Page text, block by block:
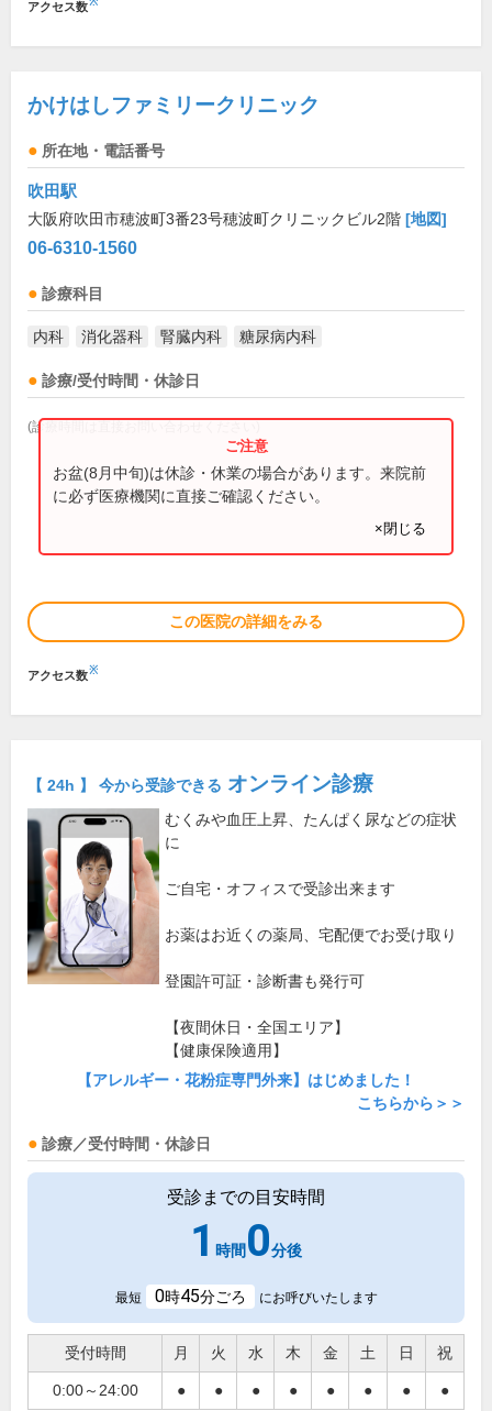
アクセス数
かけはしファミリークリニック
所在地・電話番号
吹田駅
大阪府吹田市穂波町3番23号穂波町クリニックビル2階 [地図]
06-6310-1560
診療科目
内科 消化器科 腎臓内科 糖尿病内科
診療/受付時間・休診日
(診療時間は直接お問い合わせください)
お盆(8月中旬)は休診・休業の場合があります。来院前
に必ず医療機関に直接ご確認ください。
×閉じる
この医院の詳細をみる
アクセス数※
【 24h 】 今から受診できる オンライン診療
むくみや血圧上昇、たんぱく尿などの症状
に
ご自宅・オフィスで受診出来ます
お薬はお近くの薬局、宅配便でお受け取り
登園許可証・診断書も発行可
【夜間休日・全国エリア】
【健康保険適用】
【アレルギー・花粉症専門外来】はじめました！
こちらから＞＞
診療／受付時間・休診日
受診までの目安時間
1 時間 0分後
最短 0時45分ごろ にお呼びいたします
受付時間 月 火 水 木 金 土 日 祝
0:00～24:00 ● ● ● ● ● ● ● ●